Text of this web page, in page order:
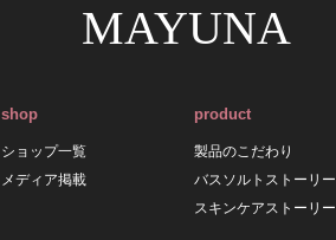
MAYUNA
shop
ショップ一覧
メディア掲載
product
製品のこだわり
バスソルトストーリー
スキンケアストーリー